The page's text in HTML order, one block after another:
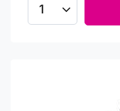
Ilość produktów